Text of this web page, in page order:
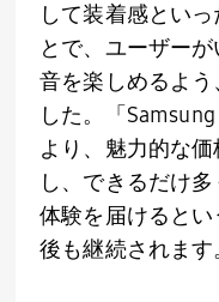
して装着感とい
とで、ユーザー
音を楽しめるよ
した。「
より、魅力的な
し、できるだけ
体験を届けると
後も継続されます